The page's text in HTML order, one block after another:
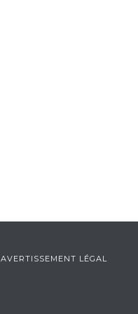
AVERTISSEMENT LÉGAL